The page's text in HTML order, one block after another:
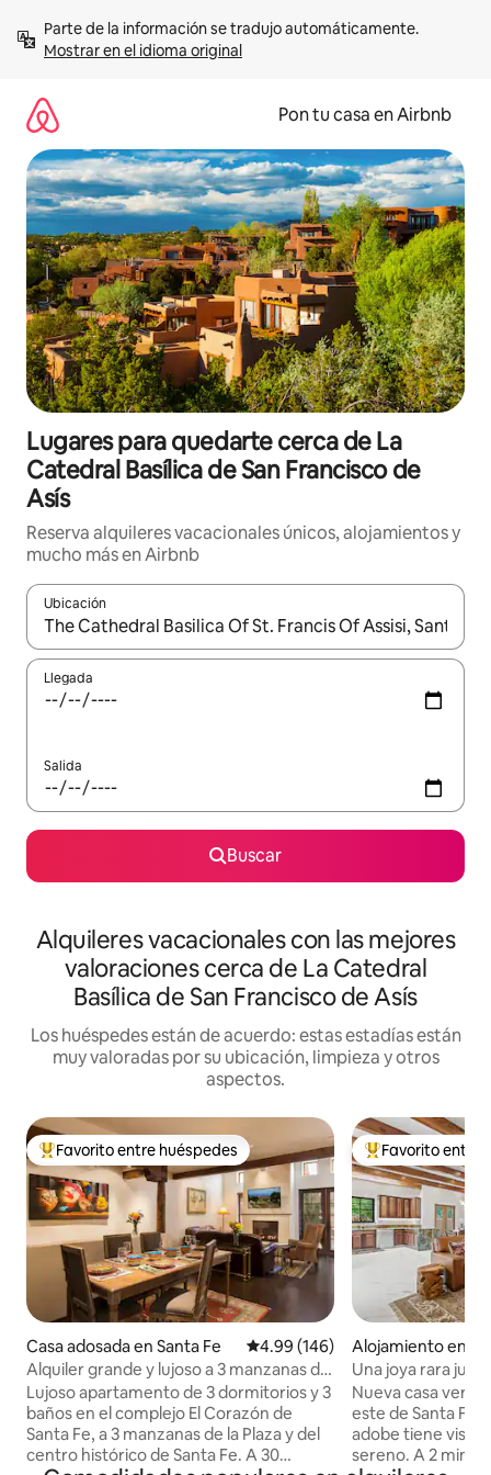
contenidoMostrar en el idioma original
Pon tu casa en Airbnb
Lugares para quedarte cerca de La
Catedral Basílica de San Francisco de
Asís
Reserva alquileres vacacionales únicos, alojamientos y
mucho más en Airbnb
Ubicación
Cuando los resultados estén disponibles, navega con las
Llegada
Salida
Buscar
Alquileres vacacionales con las mejores
valoraciones cerca de La Catedral
Basílica de San Francisco de Asís
Los huéspedes están de acuerdo: estas estadías están
muy valoradas por su ubicación, limpieza y otros
aspectos.
Favorito entre huéspedes preferido
Favorito entre huéspedes
Casa adosada en Santa Fe Calificación promedio: 4.99 de
4.99 (146)
Alquiler grande y lujoso a 3 manzanas de
la Plaza.
Lujoso apartamento de 3 dormitorios y 3
baños en el complejo El Corazón de
Santa Fe, a 3 manzanas de la Plaza y del
centro histórico de Santa Fe. A 30
Favorito entre
Favorito entre
Alojamiento en
Una joya rara
jacuzzi privado
Nueva casa
este de Santa Fe,
adobe tiene
sereno. A 2 minutos en coche de